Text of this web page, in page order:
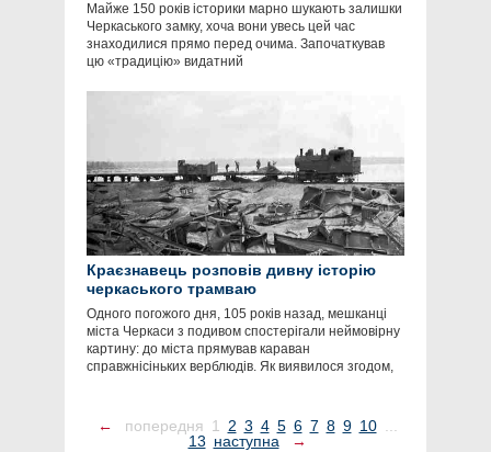
Майже 150 років історики марно шукають залишки
Черкаського замку, хоча вони увесь цей час
знаходилися прямо перед очима. Започаткував
цю «традицію» видатний
Краєзнавець розповів дивну історію
черкаського трамваю
Одного погожого дня, 105 років назад, мешканці
міста Черкаси з подивом спостерігали неймовірну
картину: до міста прямував караван
справжнісіньких верблюдів. Як виявилося згодом,
← попередня 1 2 3 4 5 6 7 8 9 10 ...
13 наступна →